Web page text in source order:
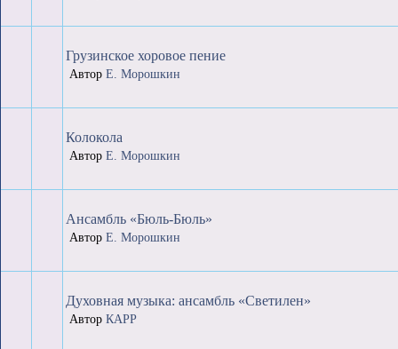
Грузинское хоровое пение
Автор Е. Морошкин
Колокола
Автор Е. Морошкин
Ансамбль «Бюль-Бюль»
Автор Е. Морошкин
Духовная музыка: ансамбль «Светилен»
Автор КАРР